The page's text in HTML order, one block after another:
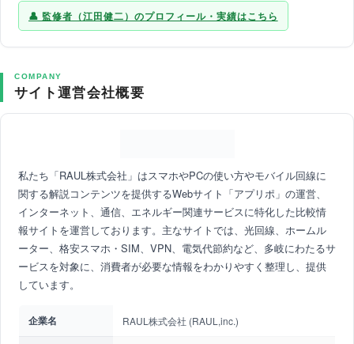
監修者（江田健二）のプロフィール・実績はこちら
COMPANY
サイト運営会社概要
私たち「RAUL株式会社」はスマホやPCの使い方やモバイル回線に
関する解説コンテンツを提供するWebサイト「アプリポ」の運営、
インターネット、通信、エネルギー関連サービスに特化した比較情
報サイトを運営しております。主なサイトでは、光回線、ホームル
ーター、格安スマホ・SIM、VPN、電気代節約など、多岐にわたるサ
ービスを対象に、消費者が必要な情報をわかりやすく整理し、提供
しています。
企業名 RAUL株式会社 (RAUL,inc.)